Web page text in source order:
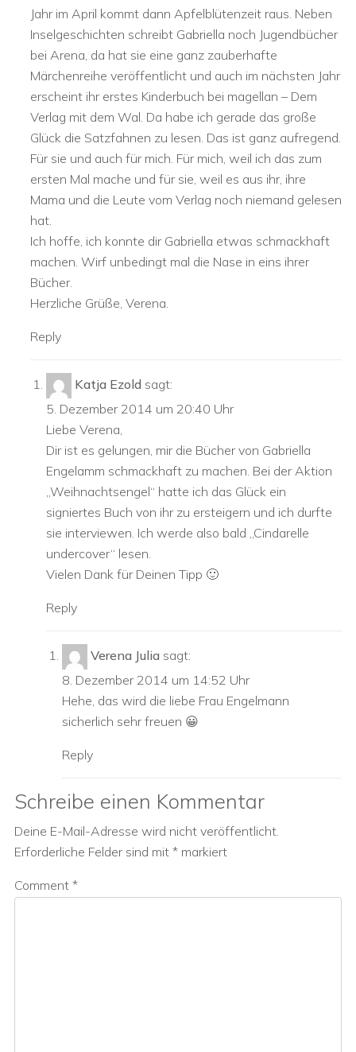
Jahr im April kommt dann Apfelblütenzeit raus. Neben
Inselgeschichten schreibt Gabriella noch Jugendbücher
bei Arena, da hat sie eine ganz zauberhafte
Märchenreihe veröffentlicht und auch im nächsten Jahr
erscheint ihr erstes Kinderbuch bei magellan – Dem
Verlag mit dem Wal. Da habe ich gerade das große
Glück die Satzfahnen zu lesen. Das ist ganz aufregend.
Für sie und auch für mich. Für mich, weil ich das zum
ersten Mal mache und für sie, weil es aus ihr, ihre
Mama und die Leute vom Verlag noch niemand gelesen
hat.
Ich hoffe, ich konnte dir Gabriella etwas schmackhaft
machen. Wirf unbedingt mal die Nase in eins ihrer
Bücher.
Herzliche Grüße, Verena.
Reply
Katja Ezold sagt:
5. Dezember 2014 um 20:40 Uhr
Liebe Verena,
Dir ist es gelungen, mir die Bücher von Gabriella
Engelamm schmackhaft zu machen. Bei der Aktion
„Weihnachtsengel“ hatte ich das Glück ein
signiertes Buch von ihr zu ersteigern und ich durfte
sie interviewen. Ich werde also bald „Cindarelle
undercover“ lesen.
Vielen Dank für Deinen Tipp 🙂
Reply
Verena Julia sagt:
8. Dezember 2014 um 14:52 Uhr
Hehe, das wird die liebe Frau Engelmann
sicherlich sehr freuen 😀
Reply
Schreibe einen Kommentar
Deine E-Mail-Adresse wird nicht veröffentlicht.
Erforderliche Felder sind mit * markiert
Comment *